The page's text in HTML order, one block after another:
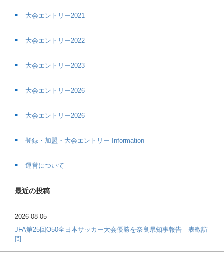
大会エントリー2021
大会エントリー2022
大会エントリー2023
大会エントリー2026
大会エントリー2026
登録・加盟・大会エントリー Information
運営について
最近の投稿
2026-08-05
JFA第25回O50全日本サッカー大会優勝を奈良県知事報告 表敬訪
問